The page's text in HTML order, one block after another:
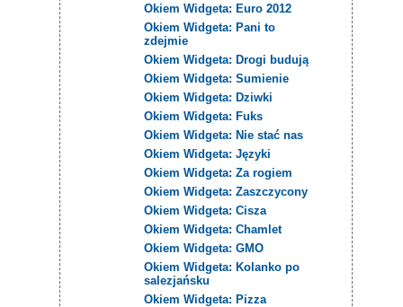
Okiem Widgeta: Euro 2012
Okiem Widgeta: Pani to
zdejmie
Okiem Widgeta: Drogi budują
Okiem Widgeta: Sumienie
Okiem Widgeta: Dziwki
Okiem Widgeta: Fuks
Okiem Widgeta: Nie stać nas
Okiem Widgeta: Języki
Okiem Widgeta: Za rogiem
Okiem Widgeta: Zaszczycony
Okiem Widgeta: Cisza
Okiem Widgeta: Chamlet
Okiem Widgeta: GMO
Okiem Widgeta: Kolanko po
salezjańsku
Okiem Widgeta: Pizza